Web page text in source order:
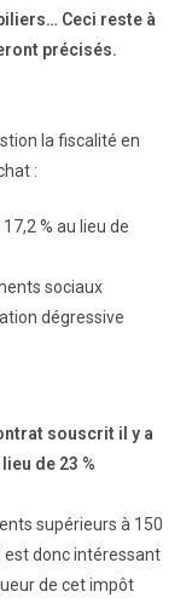
Ceci reste à
précisés.
la fiscalité en
:
% au lieu de
sociaux
dégressive
souscrit il y a
de 23 %
supérieurs à 150
est donc intéressant
de cet impôt